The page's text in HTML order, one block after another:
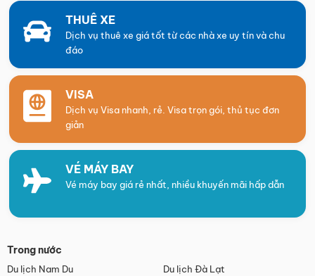
THUÊ XE
Dịch vụ thuê xe giá tốt từ các nhà xe uy tín và chu
đáo
VISA
Dịch vụ Visa nhanh, rẻ. Visa trọn gói, thủ tục đơn
giản
VÉ MÁY BAY
Vé máy bay giá rẻ nhất, nhiều khuyến mãi hấp dẫn
Trong nước
Du lịch Nam Du
Du lịch Đà Lạt